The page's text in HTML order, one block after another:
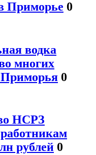
Приморье 0
водка
многих
Приморья 0
НСРЗ
рублей 0